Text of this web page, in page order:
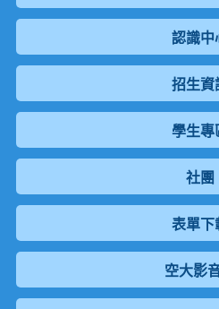
認識中
招生資
學生專
社團
表單下
空大影